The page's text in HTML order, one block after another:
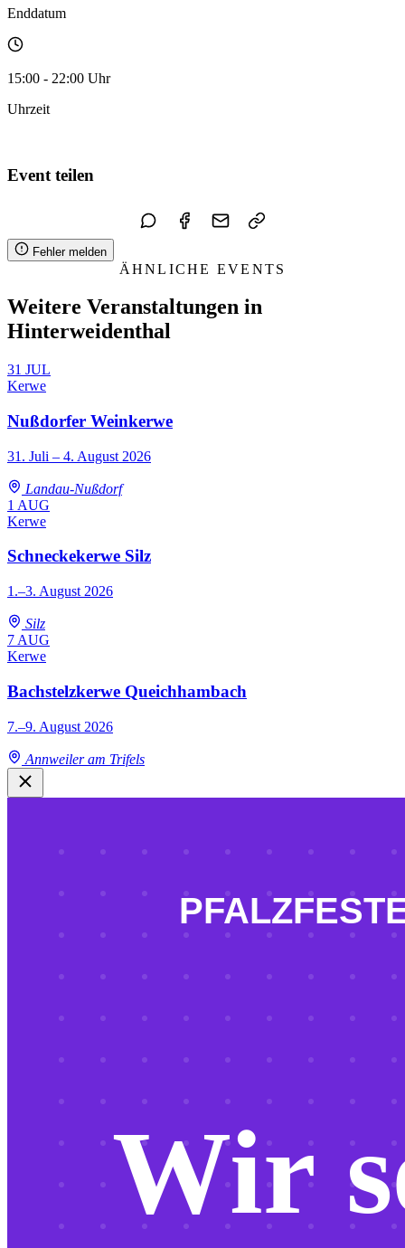
Enddatum
15:00 - 22:00 Uhr
Uhrzeit
Event teilen
Fehler melden
ÄHNLICHE EVENTS
Weitere Veranstaltungen in
Hinterweidenthal
31 JUL
Kerwe
Nußdorfer Weinkerwe
31. Juli – 4. August 2026
Landau-Nußdorf
1 AUG
Kerwe
Schneckekerwe Silz
1.–3. August 2026
Silz
7 AUG
Kerwe
Bachstelzkerwe Queichhambach
7.–9. August 2026
Annweiler am Trifels